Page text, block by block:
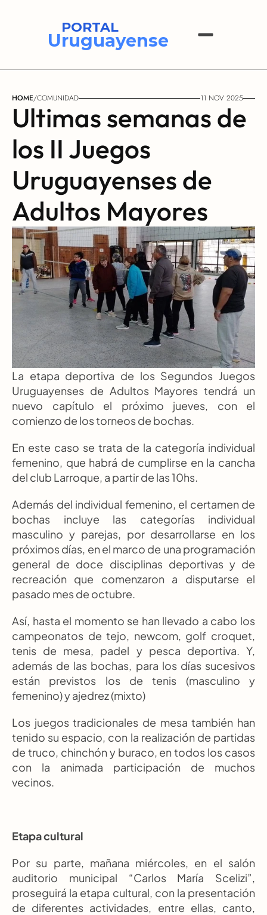
PORTAL
Uruguayense
HOME/COMUNIDAD 11 NOV 2025
Ultimas semanas de
los II Juegos
Uruguayenses de
Adultos Mayores
La etapa deportiva de los Segundos Juegos
Uruguayenses de Adultos Mayores tendrá un
nuevo capítulo el próximo jueves, con el
comienzo de los torneos de bochas.
En este caso se trata de la categoría individual
femenino, que habrá de cumplirse en la cancha
del club Larroque, a partir de las 10hs.
Además del individual femenino, el certamen de
bochas incluye las categorías individual
masculino y parejas, por desarrollarse en los
próximos días, en el marco de una programación
general de doce disciplinas deportivas y de
recreación que comenzaron a disputarse el
pasado mes de octubre.
Así, hasta el momento se han llevado a cabo los
campeonatos de tejo, newcom, golf croquet,
tenis de mesa, padel y pesca deportiva. Y,
además de las bochas, para los días sucesivos
están previstos los de tenis (masculino y
femenino) y ajedrez (mixto)
Los juegos tradicionales de mesa también han
tenido su espacio, con la realización de partidas
de truco, chinchón y buraco, en todos los casos
con la animada participación de muchos
vecinos.
Etapa cultural
Por su parte, mañana miércoles, en el salón
auditorio municipal “Carlos María Scelizi”,
proseguirá la etapa cultural, con la presentación
de diferentes actividades, entre ellas, canto,